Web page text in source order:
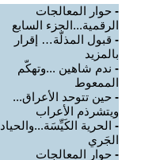
- حوار المعالجات
الرقمية...الجزء السابع
- قبول المذلّة… إقرار
بالمزيد
- ندم شاهين ...وتهكّم
الممعوط
- حين تتوحد الأعراق...
ويتشرذم الأعراب
- الحرية الكَيِّسَة...والحياد
الجَري
- حوار المعالجات